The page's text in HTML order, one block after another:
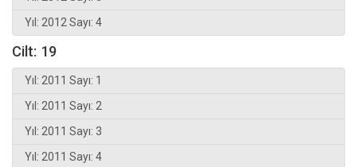
Yıl: 2012 Sayı: 4
Cilt: 19
Yıl: 2011 Sayı: 1
Yıl: 2011 Sayı: 2
Yıl: 2011 Sayı: 3
Yıl: 2011 Sayı: 4